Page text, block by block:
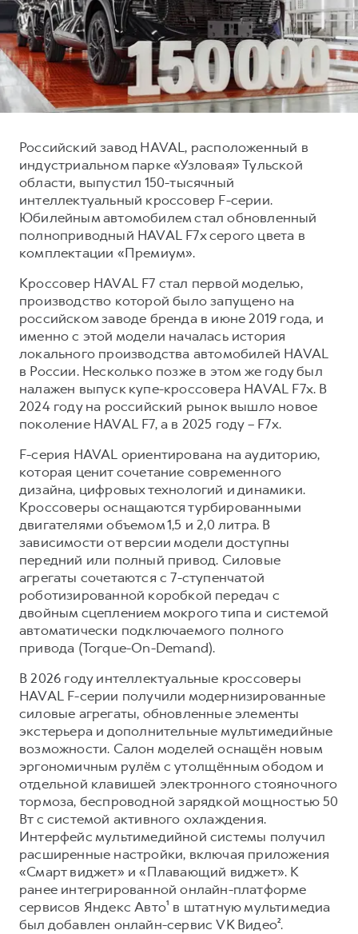
DARGO
от 3 199 000 ₽
DARGO X
от 3 499 000 ₽
от 2 899 000 ₽ от 3 599 000 ₽
POER
от 3 449 000 ₽
Тест-драйв
Трейд-ин
КРЕДИТ И СТРАХОВАНИЕ
Страхование
Кредит
КОРПОРАТИВНЫМ КЛИЕНТАМ
Для малого бизнеса
Корпоративным клиентам
Крупным корпоративным клиентам
Система управления автопарком
Сервис для корпоративных клиентов
HAVAL Лизинг
Автомобильные аксессуары
Коллекция CITY
Коллекция Базовая
Коллекция Детская
СЕРВИСНОЕ ОБСЛУЖИВАНИЕ
Нулевое ТО
Программа «Помощь на дороге»
Регламенты технического обслуживания
ПОДДЕРЖКА
GWM Безопасность
Гарантия HAVAL
Мобильное приложение GWM
Программа «HAVAL Защита+»
Руководства по эксплуатации
Подписки
Автомобильные аксессуары
Коллекция Базовая
Коллекция Детская
О дилере
Наша команда
Контакты
Российский завод HAVAL, расположенный в
индустриальном парке «Узловая» Тульской
области, выпустил 150-тысячный
интеллектуальный кроссовер F-серии.
Юбилейным автомобилем стал обновленный
полноприводный HAVAL F7x серого цвета в
комплектации «Премиум».
Кроссовер HAVAL F7 стал первой моделью,
производство которой было запущено на
российском заводе бренда в июне 2019 года, и
именно с этой модели началась история
локального производства автомобилей HAVAL
в России. Несколько позже в этом же году был
налажен выпуск купе-кроссовера HAVAL F7x. В
2024 году на российский рынок вышло новое
поколение HAVAL F7, а в 2025 году – F7x.
F-серия HAVAL ориентирована на аудиторию,
которая ценит сочетание современного
дизайна, цифровых технологий и динамики.
Кроссоверы оснащаются турбированными
двигателями объемом 1,5 и 2,0 литра. В
зависимости от версии модели доступны
передний или полный привод. Силовые
агрегаты сочетаются с 7-ступенчатой
роботизированной коробкой передач с
двойным сцеплением мокрого типа и системой
автоматически подключаемого полного
привода (Torque-On-Demand).
В 2026 году интеллектуальные кроссоверы
HAVAL F-серии получили модернизированные
силовые агрегаты, обновленные элементы
экстерьера и дополнительные мультимедийные
возможности. Салон моделей оснащён новым
эргономичным рулём с утолщённым ободом и
отдельной клавишей электронного стояночного
тормоза, беспроводной зарядкой мощностью 50
Вт с системой активного охлаждения.
Интерфейс мультимедийной системы получил
расширенные настройки, включая приложения
«Смарт виджет» и «Плавающий виджет». К
ранее интегрированной онлайн-платформе
сервисов Яндекс Авто¹ в штатную мультимедиа
был добавлен онлайн-сервис VK Видео².